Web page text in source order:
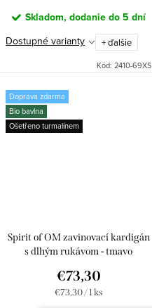
Skladom, dodanie do 5 dní
Dostupné varianty + ďalšie
Kód: 2410-69XS
Doprava zdarma
Bio bavlna
Ošetřeno turmalínem
Spirit of OM zavinovací kardigán
s dlhým rukávom - tmavo
€73,30
Jednotková
€73,30 / 1 ks